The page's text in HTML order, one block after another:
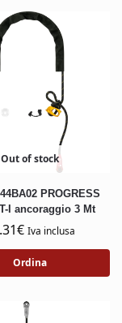
Out of stock
PROGRESS
I ancoraggio 3 Mt
€ Iva inclusa
Ordina